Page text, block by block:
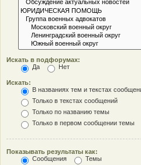
Искать в подфорумах:
Да
Нет
Искать:
В названиях тем и текстах
Только в текстах сообщений
Только по названию темы
Только в первом сообщении темы
Показывать результаты как:
Сообщения
Темы